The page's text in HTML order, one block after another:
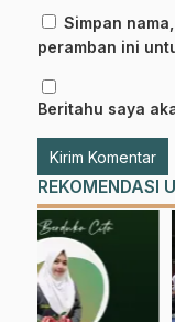
Simpan
peramban ini
Beritahu saya
REKOMENDASI